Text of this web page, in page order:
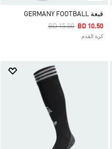
قبعة GERMANY FOOTBALL
Price Reduced From
BD 15.00ToBD 10.50
كرة القدم